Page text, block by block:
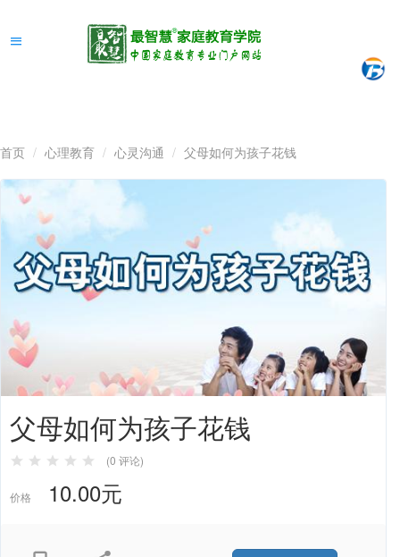
首页 心理教育 心灵沟通 父母如何为孩子花钱
父母如何为孩子花钱
(0 评论)
价格 10.00元